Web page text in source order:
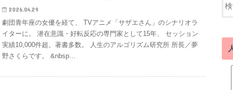
2026.04.29
劇団青年座の女優を経て、 TVアニメ「サザエさん」のシナリオラ
イターに。 潜在意識・好転反応の専門家として15年、 セッション
実績10,000件超。著書多数。 人生のアルゴリズム研究所 所長／夢
野さくらです。 &nbsp…